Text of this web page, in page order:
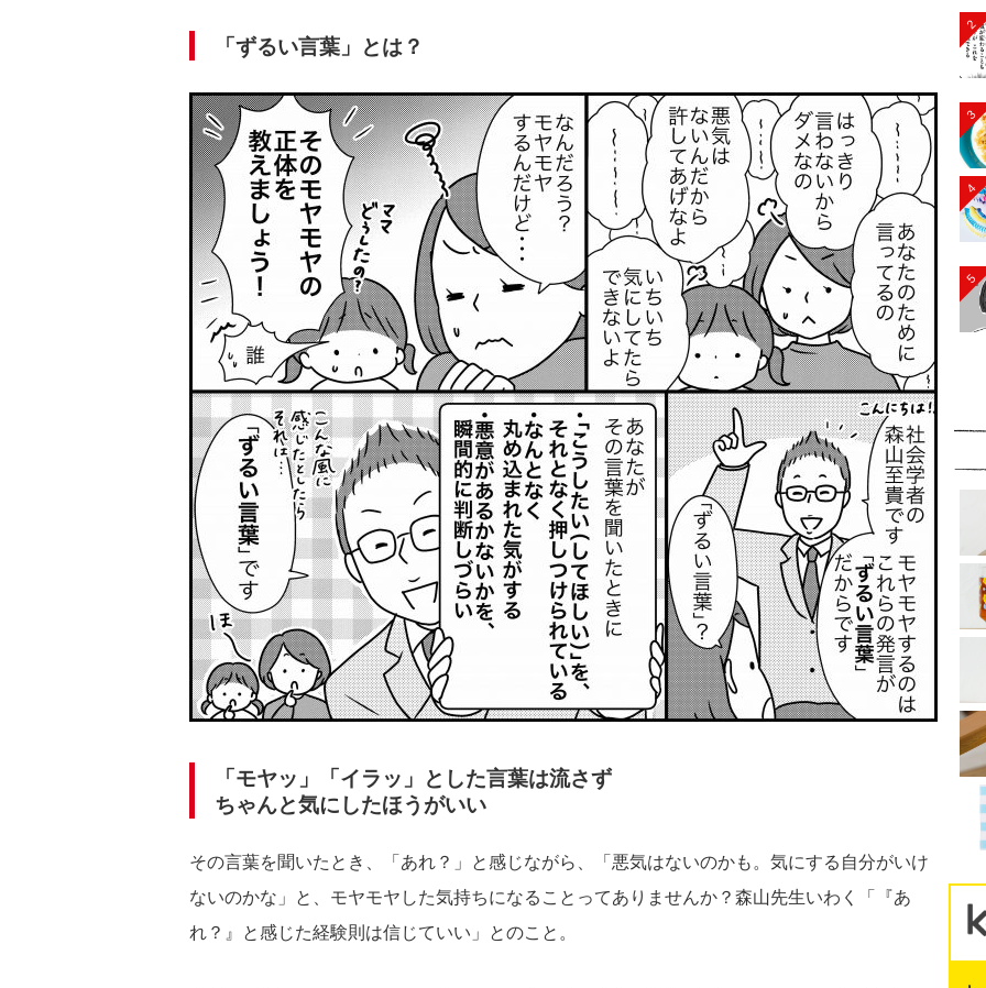
「ずるい言葉」とは？
「モヤッ」「イラッ」とした言葉は流さず
ちゃんと気にしたほうがいい
その言葉を聞いたとき、「あれ？」と感じながら、「悪気はないのかも。気にする自分がいけ
ないのかな」と、モヤモヤした気持ちになることってありませんか？森山先生いわく「『あ
れ？』と感じた経験則は信じていい」とのこと。
2
3
4
5